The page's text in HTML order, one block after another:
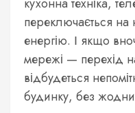
переключається на
енергію. І якщо
мережі — перехід
відбудеться
будинку, без